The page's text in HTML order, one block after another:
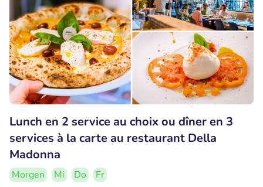
Lunch en 2 service au choix ou dîner en 3
services à la carte au restaurant Della
Madonna
Morgen Mi Do
Fr